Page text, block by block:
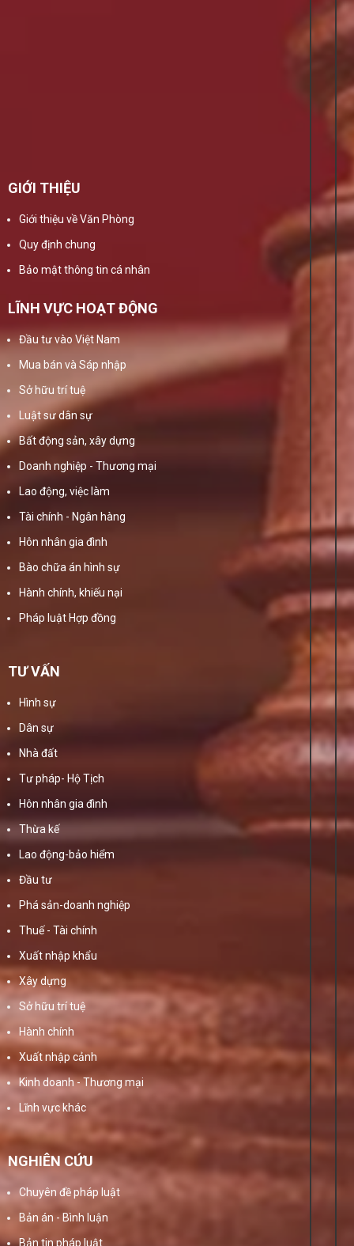
GIỚI THIỆU
Giới thiệu về Văn Phòng
Quy định chung
Bảo mật thông tin cá nhân
LĨNH VỰC HOẠT ĐỘNG
Đầu tư vào Việt Nam
Mua bán và Sáp nhập
Sở hữu trí tuệ
Luật sư dân sự
Bất động sản, xây dựng
Doanh nghiệp - Thương mại
Lao động, việc làm
Tài chính - Ngân hàng
Hôn nhân gia đình
Bào chữa án hình sự
Hành chính, khiếu nại
Pháp luật Hợp đồng
TƯ VẤN
Hình sự
Dân sự
Nhà đất
Tư pháp- Hộ Tịch
Hôn nhân gia đình
Thừa kế
Lao động-bảo hiểm
Đầu tư
Phá sản-doanh nghiệp
Thuế - Tài chính
Xuất nhập khẩu
Xây dựng
Sở hữu trí tuệ
Hành chính
Xuất nhập cảnh
Kinh doanh - Thương mại
Lĩnh vực khác
NGHIÊN CỨU
Chuyên đề pháp luật
Bản án - Bình luận
Bản tin pháp luật